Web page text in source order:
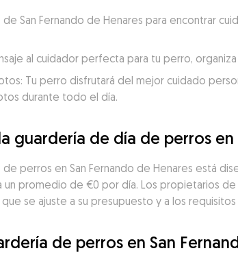
de San Fernando de Henares para encontrar
al cuidador perfecta para tu perro,
Tu perro disfrutará del mejor cuidado
durante todo el día.
guardería de día de perros en
de perros en San Fernando de Henares está
un promedio de €0 por día. Los propietarios
se ajuste a su presupuesto y a los
de perros en San